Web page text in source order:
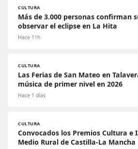
CULTURA
Más de 3.000 personas confirman
observar el eclipse en La Hita
Hace 11h
CULTURA
Las Ferias de San Mateo en
música de primer nivel en 2026
Hace 1 días
CULTURA
Convocados los Premios Cultura e
Medio Rural de Castilla-La Mancha